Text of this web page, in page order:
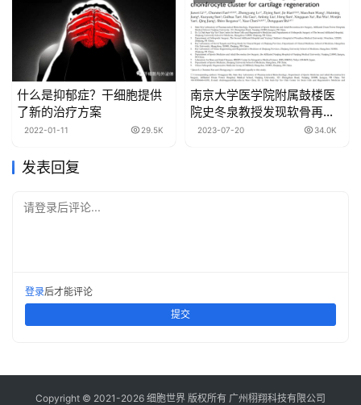
什么是抑郁症？干细胞提供
了新的治疗方案
2022-01-11 29.5K
南京大学医学院附属鼓楼医
院史冬泉教授发现软骨再生
相关细胞新亚群用于揭示软
2023-07-20 34.0K
发表回复
请登录后评论...
登录后才能评论
提交
Copyright © 2021-2026 细胞世界 版权所有 广州栩翔科技有限公司